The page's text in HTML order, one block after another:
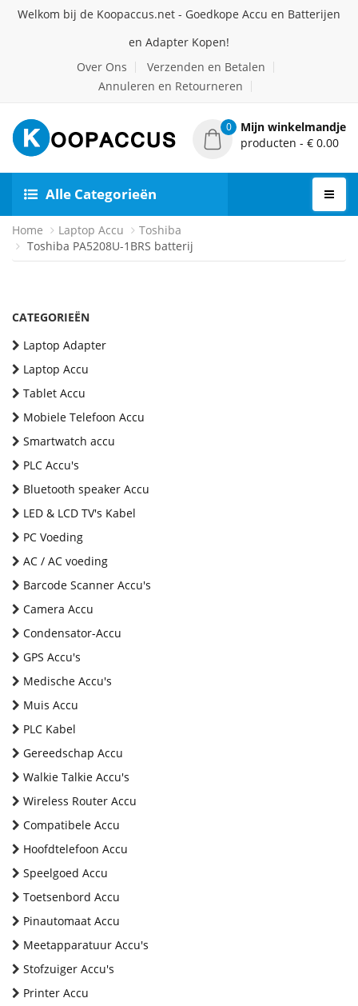
Welkom bij de Koopaccus.net - Goedkope Accu en Batterijen
en Adapter Kopen!
Over Ons
Verzenden en Betalen
Annuleren en Retourneren
0
Mijn winkelmandje
producten - € 0.00
Alle Categorieën
Home Laptop Accu
Toshiba
Toshiba PA5208U-1BRS batterij
CATEGORIEËN
Laptop Adapter
Laptop Accu
Tablet Accu
Mobiele Telefoon Accu
Smartwatch accu
PLC Accu's
Bluetooth speaker Accu
LED & LCD TV's Kabel
PC Voeding
AC / AC voeding
Barcode Scanner Accu's
Camera Accu
Condensator-Accu
GPS Accu's
Medische Accu's
Muis Accu
PLC Kabel
Gereedschap Accu
Walkie Talkie Accu's
Wireless Router Accu
Compatibele Accu
Hoofdtelefoon Accu
Speelgoed Accu
Toetsenbord Accu
Pinautomaat Accu
Meetapparatuur Accu's
Stofzuiger Accu's
Printer Accu